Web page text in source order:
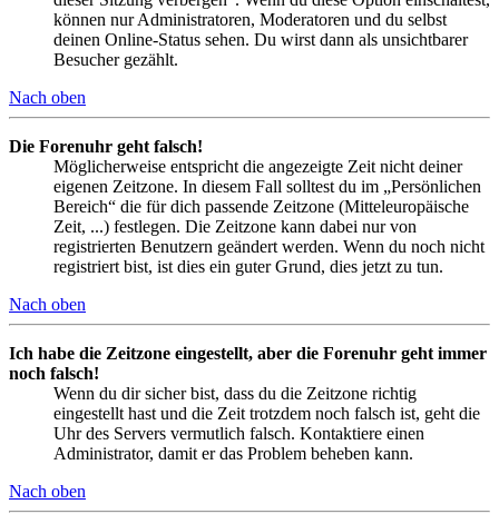
können nur Administratoren, Moderatoren und du selbst
deinen Online-Status sehen. Du wirst dann als unsichtbarer
Besucher gezählt.
Nach oben
Die Forenuhr geht falsch!
Möglicherweise entspricht die angezeigte Zeit nicht deiner
eigenen Zeitzone. In diesem Fall solltest du im „Persönlichen
Bereich“ die für dich passende Zeitzone (Mitteleuropäische
Zeit, ...) festlegen. Die Zeitzone kann dabei nur von
registrierten Benutzern geändert werden. Wenn du noch nicht
registriert bist, ist dies ein guter Grund, dies jetzt zu tun.
Nach oben
Ich habe die Zeitzone eingestellt, aber die Forenuhr geht immer
noch falsch!
Wenn du dir sicher bist, dass du die Zeitzone richtig
eingestellt hast und die Zeit trotzdem noch falsch ist, geht die
Uhr des Servers vermutlich falsch. Kontaktiere einen
Administrator, damit er das Problem beheben kann.
Nach oben